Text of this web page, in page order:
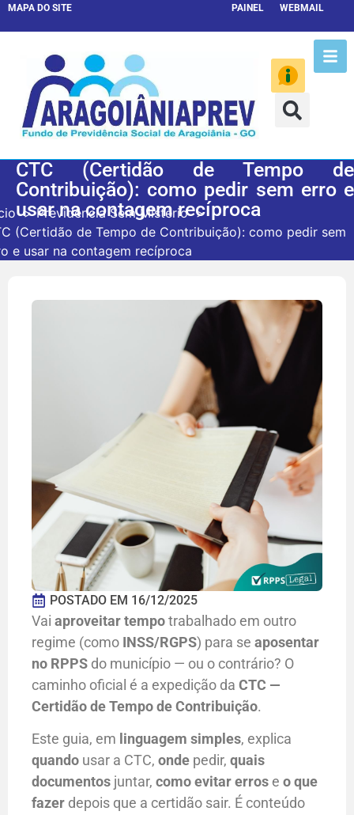
MAPA DO SITE PAINEL WEBMAIL
CTC (Certidão de Tempo de
Contribuição): como pedir sem erro e
usar na contagem recíproca
Previdência Sem Mistério
(Certidão de Tempo de Contribuição): como pedir sem
e usar na contagem recíproca
POSTADO EM 16/12/2025
Vai aproveitar tempotrabalhado em outro
regime (como INSS/RGPS) para se aposentar
no RPPS do município — ou o contrário? O
caminho oficial é a expedição da CTC —
Certidão de Tempo de Contribuição.
Este guia, em linguagem simples, explica
quando usar a CTC, onde pedir, quais
documentos juntar, como evitar erros e o que
fazer depois que a certidão sair. É conteúdo